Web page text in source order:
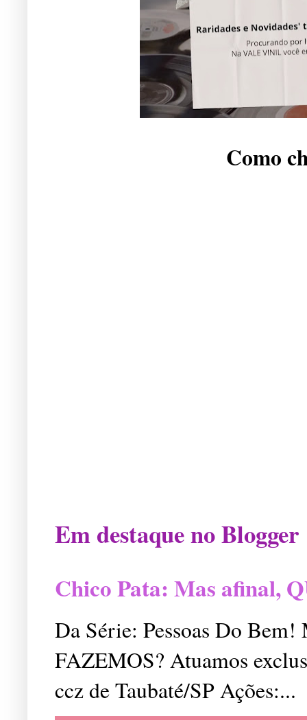
Como
Em destaque no Blogger
Chico Pata: Mas afinal,
Da Série: Pessoas Do
FAZEMOS? Atuamos
ccz de Taubaté/SP Ações:...